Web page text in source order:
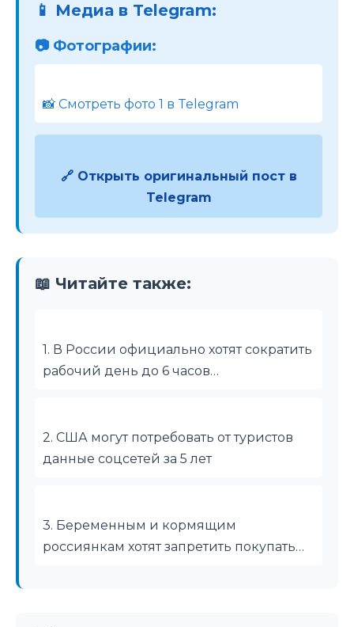
📱 Медиа в Telegram:
📷 Фотографии:
📸 Смотреть фото 1 в Telegram
🔗 Открыть оригинальный пост в
Telegram
📖 Читайте также:
1. В России официально хотят сократить
рабочий день до 6 часов…
2. США могут потребовать от туристов
данные соцсетей за 5 лет
3. Беременным и кормящим
россиянкам хотят запретить покупать…